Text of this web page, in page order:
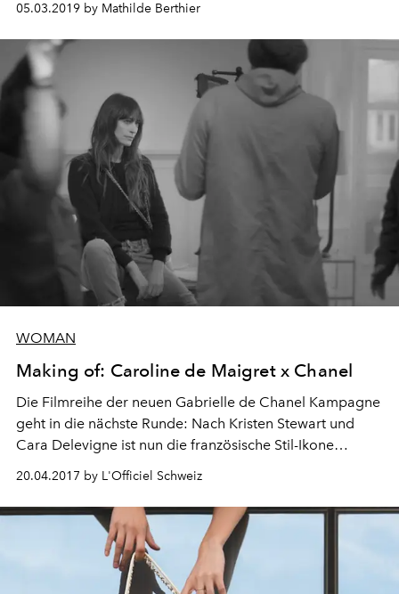
05.03.2019 by Mathilde Berthier
WOMAN
Making of: Caroline de Maigret x Chanel
Die Filmreihe der neuen Gabrielle de Chanel Kampagne
geht in die nächste Runde: Nach Kristen Stewart und
Cara Delevigne ist nun die französische Stil-Ikone
Caroline de Maigret dran, ihre Sicht der Kollaboration
mit Karl Lagerfeld zu schildern.
20.04.2017 by L'Officiel Schweiz